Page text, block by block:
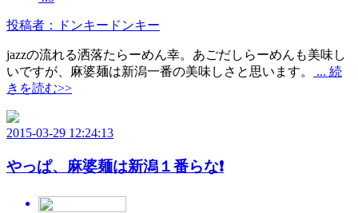
投稿者：ドンキードンキー
jazzの流れる洒落たらーめん幸。あごだしらーめんも美味し
いですが、麻婆麺は新潟一番の美味しさと思います。
... 続
きを読む>>
2015-03-29 12:24:13
やっぱ、麻婆麺は新潟１番らな❗